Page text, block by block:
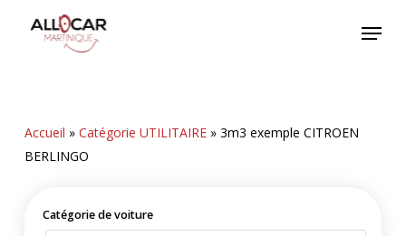
Menu
Accueil » Catégorie UTILITAIRE» 3m3 exemple CITROEN
BERLINGO
Catégorie de voiture